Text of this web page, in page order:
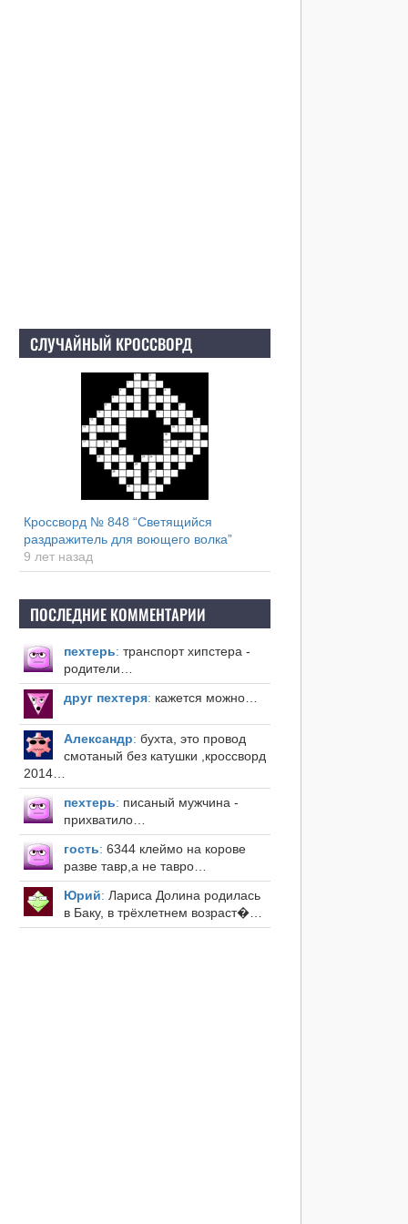
СЛУЧАЙНЫЙ КРОССВОРД
Кроссворд № 848 “Светящийся
раздражитель для воющего волка”
9 лет назад
ПОСЛЕДНИЕ КОММЕНТАРИИ
пехтерь: транспорт хипстера -
родители…
друг пехтеря: кажется можно…
Александр: бухта, это провод
смотаный без катушки ,кроссворд
2014…
пехтерь: писаный мужчина -
прихватило…
гость: 6344 клеймо на корове
разве тавр,а не тавро…
Юрий: Лариса Долина родилась
в Баку, в трёхлетнем возраст�…